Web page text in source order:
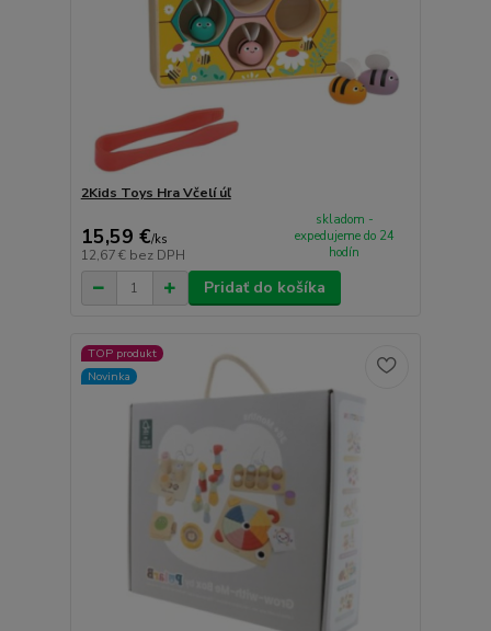
2Kids Toys Hra Včelí úľ
15,59 €/ks
12,67 € bez DPH
skladom -
expedujeme do 24
hodín
Pridať do košíka
TOP produkt
Novinka